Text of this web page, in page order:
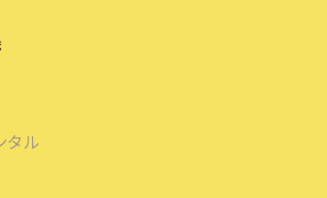
タル